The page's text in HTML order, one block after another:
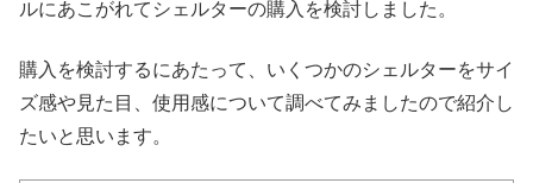
ルにあこがれてシェルターの購入を検討しました。
購入を検討するにあたって、いくつかのシェルターをサイ
ズ感や見た目、使用感について調べてみましたので紹介し
たいと思います。